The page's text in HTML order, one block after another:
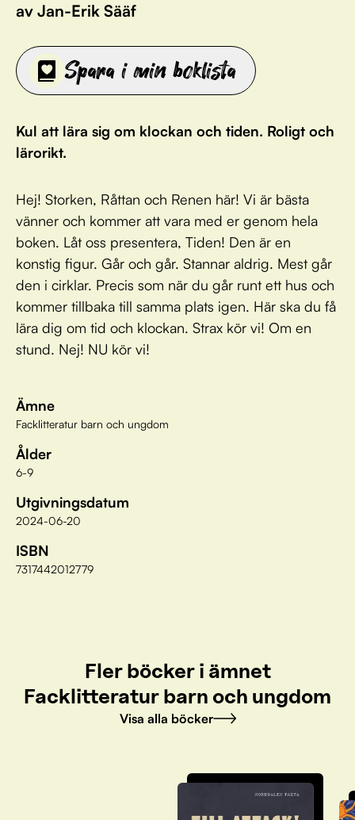
av Jan-Erik Sääf
Spara i min boklista
Kul att lära sig om klockan och tiden. Roligt och
lärorikt.
Hej! Storken, Råttan och Renen här! Vi är bästa
vänner och kommer att vara med er genom hela
boken. Låt oss presentera, Tiden! Den är en
konstig figur. Går och går. Stannar aldrig. Mest går
den i cirklar. Precis som när du går runt ett hus och
kommer tillbaka till samma plats igen. Här ska du få
lära dig om tid och klockan. Strax kör vi! Om en
stund. Nej! NU kör vi!
Ämne
Facklitteratur barn och ungdom
Ålder
6-9
Utgivningsdatum
2024-06-20
ISBN
7317442012779
Fler böcker i ämnet
Facklitteratur barn och ungdom
Visa alla böcker